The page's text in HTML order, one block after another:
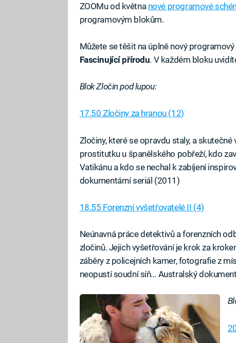
ZOOMu od května nové programové
programovým blokům.
Můžete se těšit na úplně nový
Fascinující přírodu. V každém bloku
Blok Zločin pod lupou:
17.50 Zločiny za hranou (12)
Zločiny, které se opravdu staly, a
prostitutku u španělského pobřeží, kdo
Vatikánu a kdo se nechal k zabíjení
dokumentární seriál (2011)
18.55 Forenzní vyšetřovatelé II (4)
Neúnavná práce detektivů a forenzních
zločinů. Jejich vyšetřování je krok za
záběry z policejních kamer, fotografie z
neopustí soudní síň… Australský